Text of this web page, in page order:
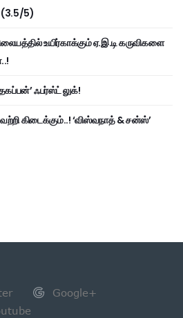
(3.5/5)
உயிர்காக்கும் ஏ.இ.டி கருவிகளை
ஃபர்ஸ்ட் லுக்!
கிடைக்கும்..! ‘விஸ்வநாத் & சன்ஸ்’
Google+